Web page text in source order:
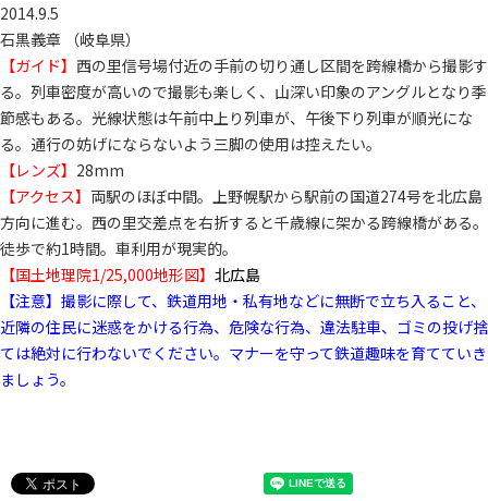
2014.9.5
石黒義章 （岐阜県）
【ガイド】 西の里信号場付近の手前の切り通し区間を跨線橋から撮影す
る。列車密度が高いので撮影も楽しく、山深い印象のアングルとなり季
節感もある。光線状態は午前中上り列車が、午後下り列車が順光にな
る。通行の妨げにならないよう三脚の使用は控えたい。
【レンズ】 28mm
【アクセス】 両駅のほぼ中間。上野幌駅から駅前の国道274号を北広島
方向に進む。西の里交差点を右折すると千歳線に架かる跨線橋がある。
徒歩で約1時間。車利用が現実的。
【国土地理院1/25,000地形図】 北広島
【注意】撮影に際して、鉄道用地・私有地などに無断で立ち入ること、
近隣の住民に迷惑をかける行為、危険な行為、違法駐車、ゴミの投げ捨
ては絶対に行わないでください。マナーを守って鉄道趣味を育てていき
ましょう。